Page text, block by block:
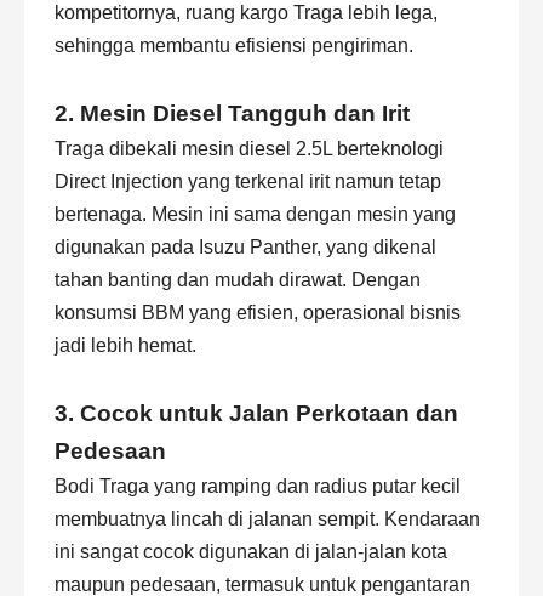
kompetitornya, ruang kargo Traga lebih lega,
sehingga membantu efisiensi pengiriman.
2. Mesin Diesel Tangguh dan Irit
Traga dibekali mesin diesel 2.5L berteknologi
Direct Injection yang terkenal irit namun tetap
bertenaga. Mesin ini sama dengan mesin yang
digunakan pada Isuzu Panther, yang dikenal
tahan banting dan mudah dirawat. Dengan
konsumsi BBM yang efisien, operasional bisnis
jadi lebih hemat.
3. Cocok untuk Jalan Perkotaan dan
Pedesaan
Bodi Traga yang ramping dan radius putar kecil
membuatnya lincah di jalanan sempit. Kendaraan
ini sangat cocok digunakan di jalan-jalan kota
maupun pedesaan, termasuk untuk pengantaran